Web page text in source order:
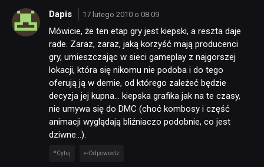
Dapis 17 lutego 2010 o 08:09
Mówicie, że ten etap gry jest kiepski, a reszta daje
rade. Zaraz, zaraz, jaką korzyść mają producenci
gry, umieszczając w sieci gameplay z najgorszej
lokacji, która się nikomu nie podoba i do tego
oferują ją w demie, od którego zależeć będzie
decyzja jej kupna… kiepska grafika jak na te czasy,
nie umywa się do DMC (choć kombosy i część
animacji wyglądają bliźniaczo podobnie, co jest
dziwne…).
Cytuj Odpowiedz